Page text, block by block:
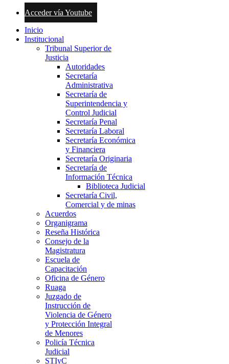
Acceder vía Youtube
Inicio
Institucional
Tribunal Superior de
Justicia
Autoridades
Secretaría
Administrativa
Secretaría de
Superintendencia y
Control Judicial
Secretaría Penal
Secretaría Laboral
Secretaría Económica
y Financiera
Secretaría Originaria
Secretaría de
Información Técnica
Biblioteca Judicial
Secretaría Civil,
Comercial y de minas
Acuerdos
Organigrama
Reseña Histórica
Consejo de la
Magistratura
Escuela de
Capacitación
Oficina de Género
Ruaga
Juzgado de
Instrucción de
Violencia de Género
y Protección Integral
de Menores
Policía Técnica
Judicial
STIyC